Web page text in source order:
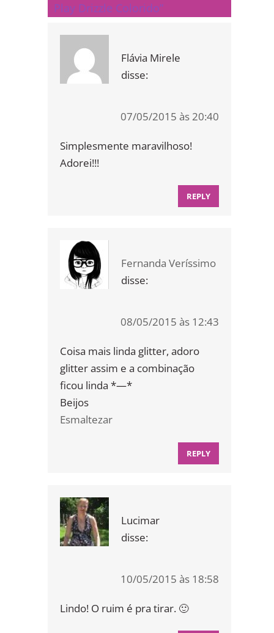
Play Drizzle Colorido”
Flávia Mirele
disse:
07/05/2015 às 20:40
Simplesmente maravilhoso!
Adorei!!!
REPLY
Fernanda Veríssimo
disse:
08/05/2015 às 12:43
Coisa mais linda glitter, adoro
glitter assim e a combinação
ficou linda *—*
Beijos
Esmaltezar
REPLY
Lucimar
disse:
10/05/2015 às 18:58
Lindo! O ruim é pra tirar. 🙂